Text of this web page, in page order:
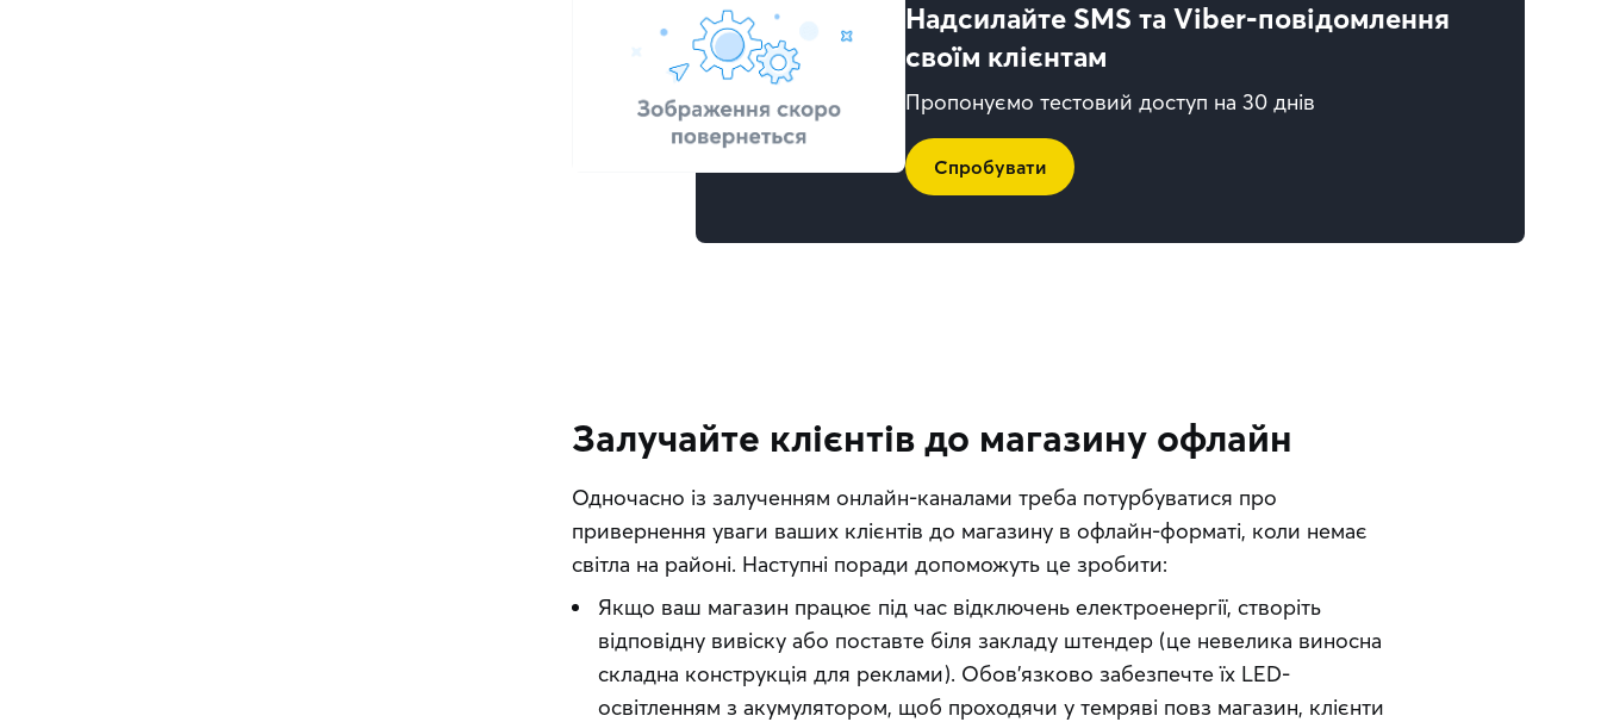
Надсилайте SMS та Viber-повідомлення
своїм клієнтам
Пропонуємо тестовий доступ на 30 днів
Спробувати
Залучайте клієнтів до магазину офлайн
Одночасно із залученням онлайн-каналами треба потурбуватися про
привернення уваги ваших клієнтів до магазину в офлайн-форматі, коли немає
світла на районі. Наступні поради допоможуть це зробити:
Якщо ваш магазин працює під час відключень електроенергії, створіть
відповідну вивіску або поставте біля закладу штендер (це невелика виносна
складна конструкція для реклами). Обов’язково забезпечте їх LED-
освітленням з акумулятором, щоб проходячи у темряві повз магазин, клієнти